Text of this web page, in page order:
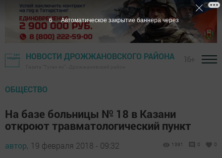
НОВОСТИ ДРОЖЖАНОВСКОГО РАЙОНА
ОБЩЕСТВО
На базе больницы № 18 в Казани
откроют травматологический пункт
автор, 19 февраля 2018 - 09:32 1391 0 0
5 Автоматическое закрытие баннера через